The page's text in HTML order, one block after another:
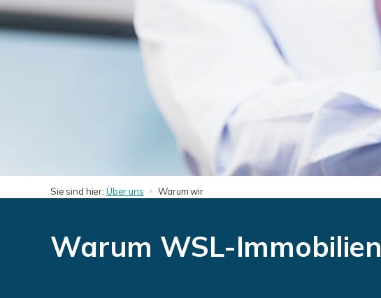
Sie sind hier: Über uns Warum wir
Warum WSL-Immobilien